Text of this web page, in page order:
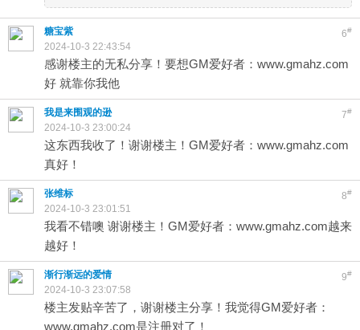
6#
糖宝紫
2024-10-3 22:43:54
感谢楼主的无私分享！要想GM爱好者：www.gmahz.com
好 就靠你我他
7#
我是来围观的逊
2024-10-3 23:00:24
这东西我收了！谢谢楼主！GM爱好者：www.gmahz.com
真好！
8#
张维标
2024-10-3 23:01:51
我看不错噢 谢谢楼主！GM爱好者：www.gmahz.com越来
越好！
9#
渐行渐远的爱情
2024-10-3 23:07:58
楼主发贴辛苦了，谢谢楼主分享！我觉得GM爱好者：
www.gmahz.com是注册对了！